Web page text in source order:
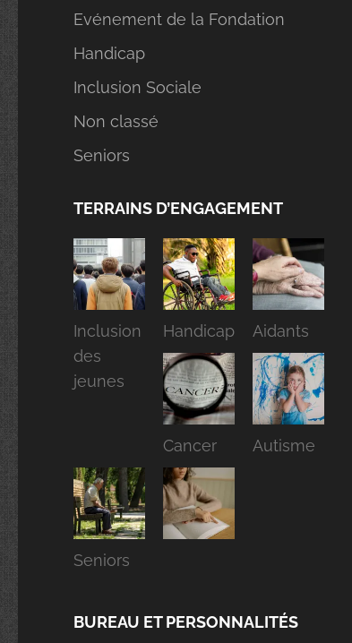
Evénement de la Fondation
Handicap
Inclusion Sociale
Non classé
Seniors
TERRAINS D’ENGAGEMENT
Inclusion
des
jeunes
Handicap Aidants
Cancer Autisme
Seniors
BUREAU ET PERSONNALITÉS